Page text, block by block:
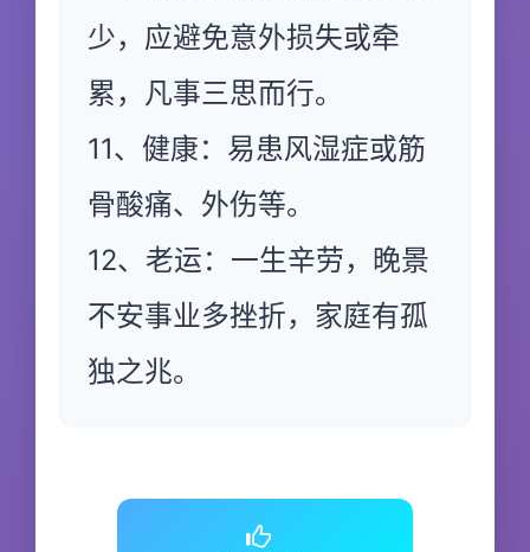
少，应避免意外损失或牵
累，凡事三思而行。
11、健康：易患风湿症或筋
骨酸痛、外伤等。
12、老运：一生辛劳，晚景
不安事业多挫折，家庭有孤
独之兆。